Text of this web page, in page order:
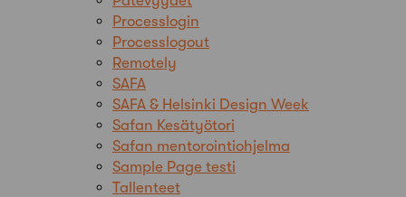
Processlogin
Processlogout
Remotely
SAFA
SAFA & Helsinki Design Week
Safan Kesätyötori
Safan mentorointiohjelma
Sample Page testi
Tallenteet